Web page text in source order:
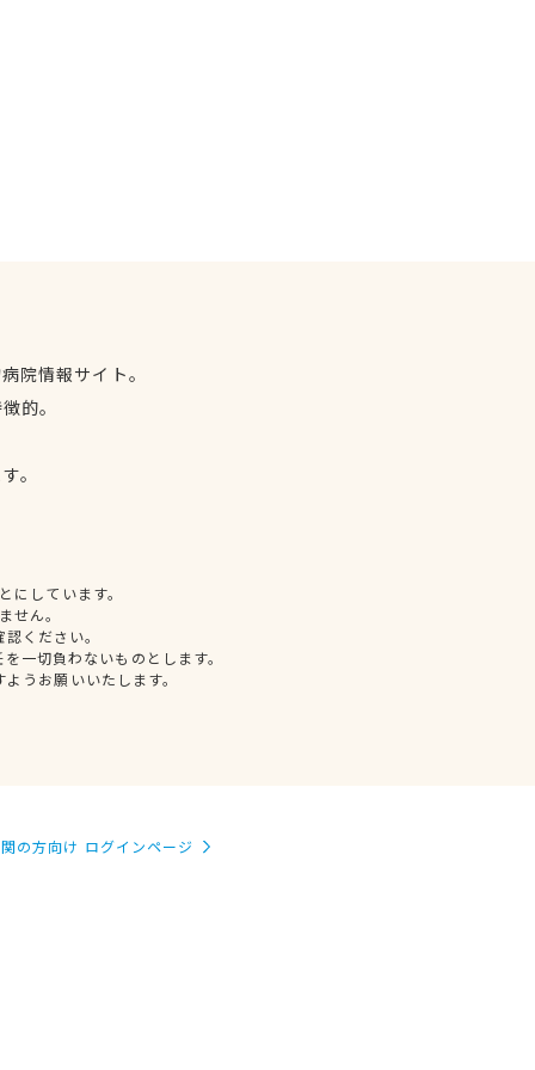
院情報サイト。
的。
。
しています。
せん。
ください。
一切負わないものとします。
うお願いいたします。
の方向け ログインページ